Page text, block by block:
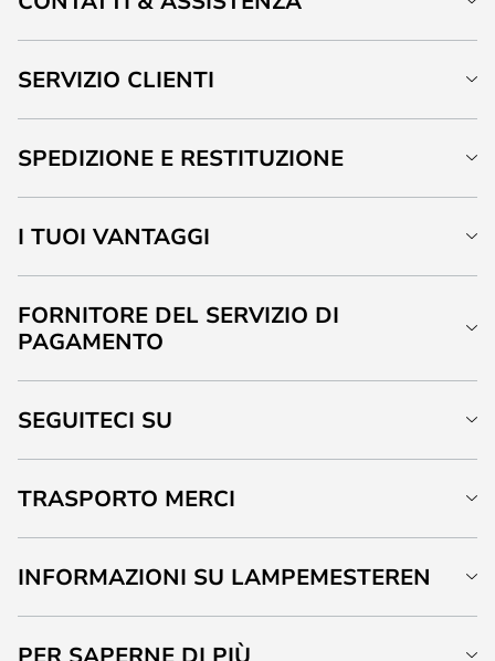
SERVIZIO CLIENTI
SPEDIZIONE E RESTITUZIONE
I TUOI VANTAGGI
FORNITORE DEL SERVIZIO DI
PAGAMENTO
SEGUITECI SU
TRASPORTO MERCI
INFORMAZIONI SU LAMPEMESTEREN
PER SAPERNE DI PIÙ